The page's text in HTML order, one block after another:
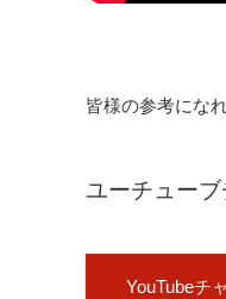
皆様の参考にな
ユーチュー
YouTubeチ